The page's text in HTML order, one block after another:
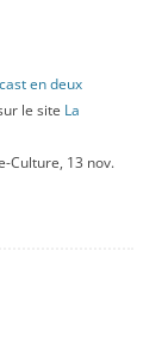
en deux
le site La
Culture, 13 nov.